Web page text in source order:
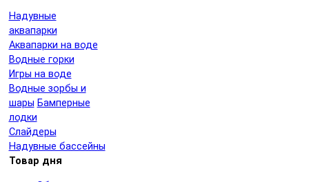
Надувные
аквапарки
Аквапарки на воде
Водные горки
Игры на воде
Водные зорбы и
шары Бамперные
лодки
Слайдеры
Надувные бассейны
Товар дня